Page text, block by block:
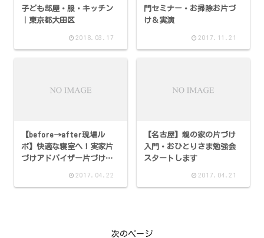
子ども部屋・服・キッチン
｜東京都大田区
2018.03.17
門セミナー・お掃除お片づ
け＆実演
2017.11.21
【before→after現場ル
ポ】快適な寝室へ！実家片
づけアドバイザー片づけサ
2017.04.22
【名古屋】親の家の片づけ
入門・おひとりさま勉強会
スタートします
2017.04.21
次のページ